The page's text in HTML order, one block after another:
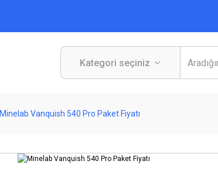
Minelab Vanquish 540 Pro Paket Fiyatı